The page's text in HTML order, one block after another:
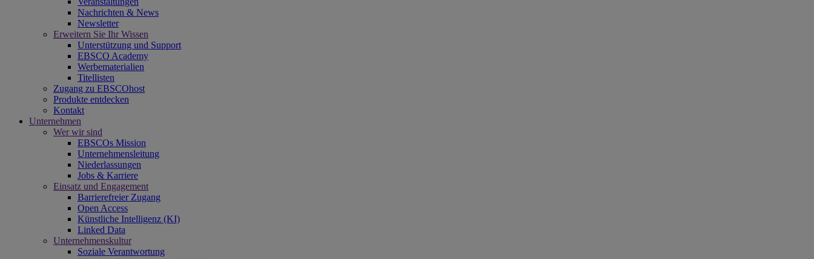
Nachrichten & News
Newsletter
Erweitern Sie Ihr Wissen
Unterstützung und Support
EBSCO Academy
Werbematerialien
Titellisten
Zugang zu EBSCOhost
Produkte entdecken
Kontakt
Unternehmen
Wer wir sind
EBSCOs Mission
Unternehmensleitung
Niederlassungen
Jobs & Karriere
Einsatz und Engagement
Barrierefreier Zugang
Open Access
Künstliche Intelligenz (KI)
Linked Data
Unternehmenskultur
Soziale Verantwortung